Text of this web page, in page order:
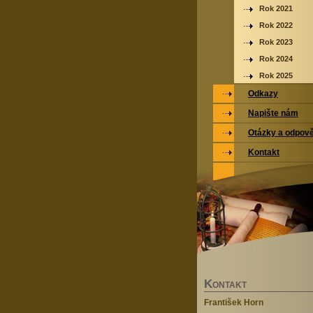
Rok 2021
Rok 2022
Rok 2023
Rok 2024
Rok 2025
Odkazy
Napište nám
Otázky a
Kontakt
KONTAKT
František Horn